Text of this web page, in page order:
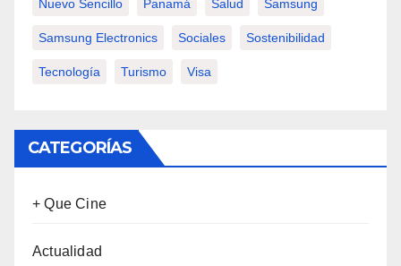
Nuevo Sencillo Panamá Salud Samsung
Samsung Electronics Sociales Sostenibilidad
Tecnología Turismo Visa
CATEGORÍAS
+ Que Cine
Actualidad